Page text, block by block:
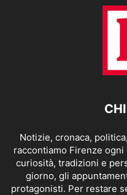
Notizie, cronaca,
raccontiamo Firenze
curiosità, tradizioni e
giorno, gli
protagonisti. Per restare